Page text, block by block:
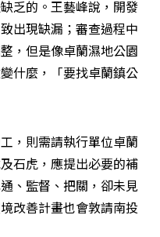
乏的。王藝峰說，開發
出現缺漏；審查過程中
，但是像卓蘭濕地公園
什麼，「要找卓蘭鎮公
，則需請執行單位卓蘭
石虎，應提出必要的補
、監督、把關，卻未見
改善計畫也會敦請南投